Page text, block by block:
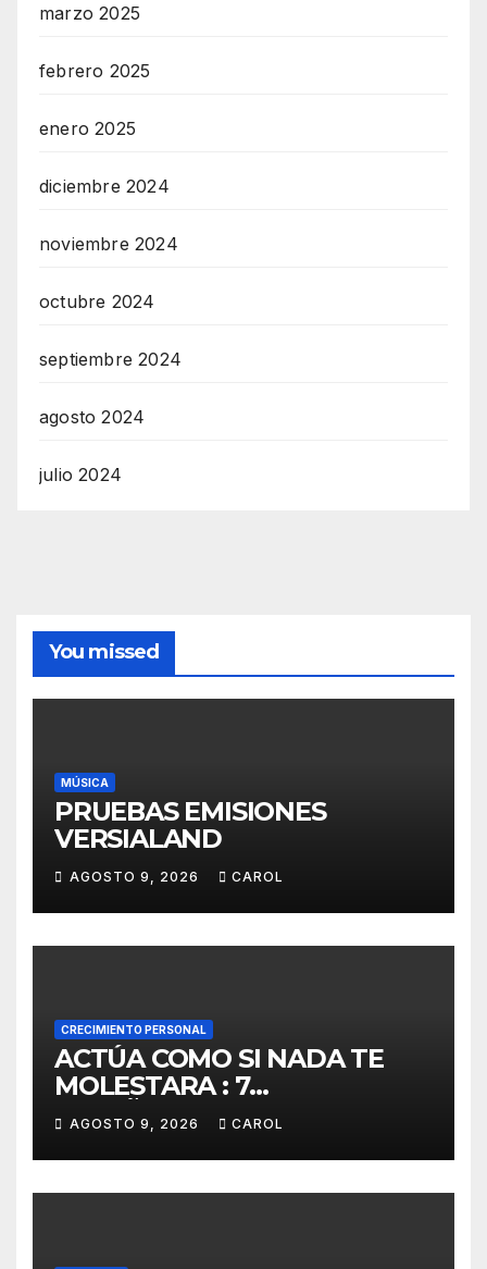
marzo 2025
febrero 2025
enero 2025
diciembre 2024
noviembre 2024
octubre 2024
septiembre 2024
agosto 2024
julio 2024
You missed
MÚSICA
PRUEBAS EMISIONES
VERSIALAND
AGOSTO 9, 2026 CAROL
CRECIMIENTO PERSONAL
ACTÚA COMO SI NADA TE
MOLESTARA : 7
ENSEÑANZAS BUDISTAS
PARA VIVIR EN PAZ
AGOSTO 9, 2026 CAROL